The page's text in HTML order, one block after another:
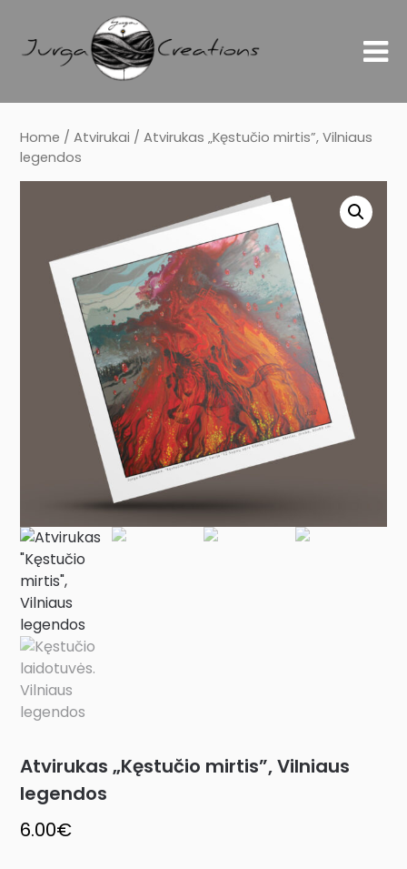
Home /Atvirukai / Atvirukas „Kęstučio mirtis”, Vilniaus
legendos
Atvirukas „Kęstučio mirtis”, Vilniaus
legendos
6.00€